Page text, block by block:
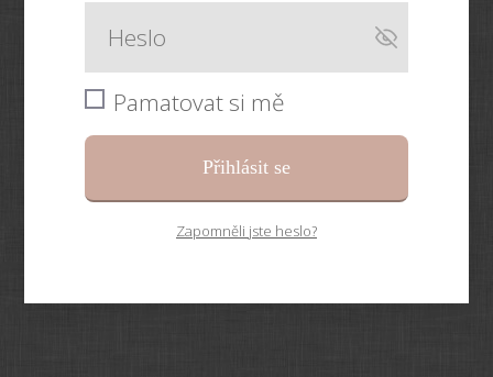
Pamatovat si mě
Přihlásit se
Zapomněli jste heslo?